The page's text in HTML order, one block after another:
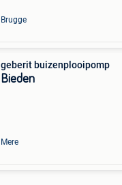
Brugge
geberit buizenplooipomp
Bieden
Mere